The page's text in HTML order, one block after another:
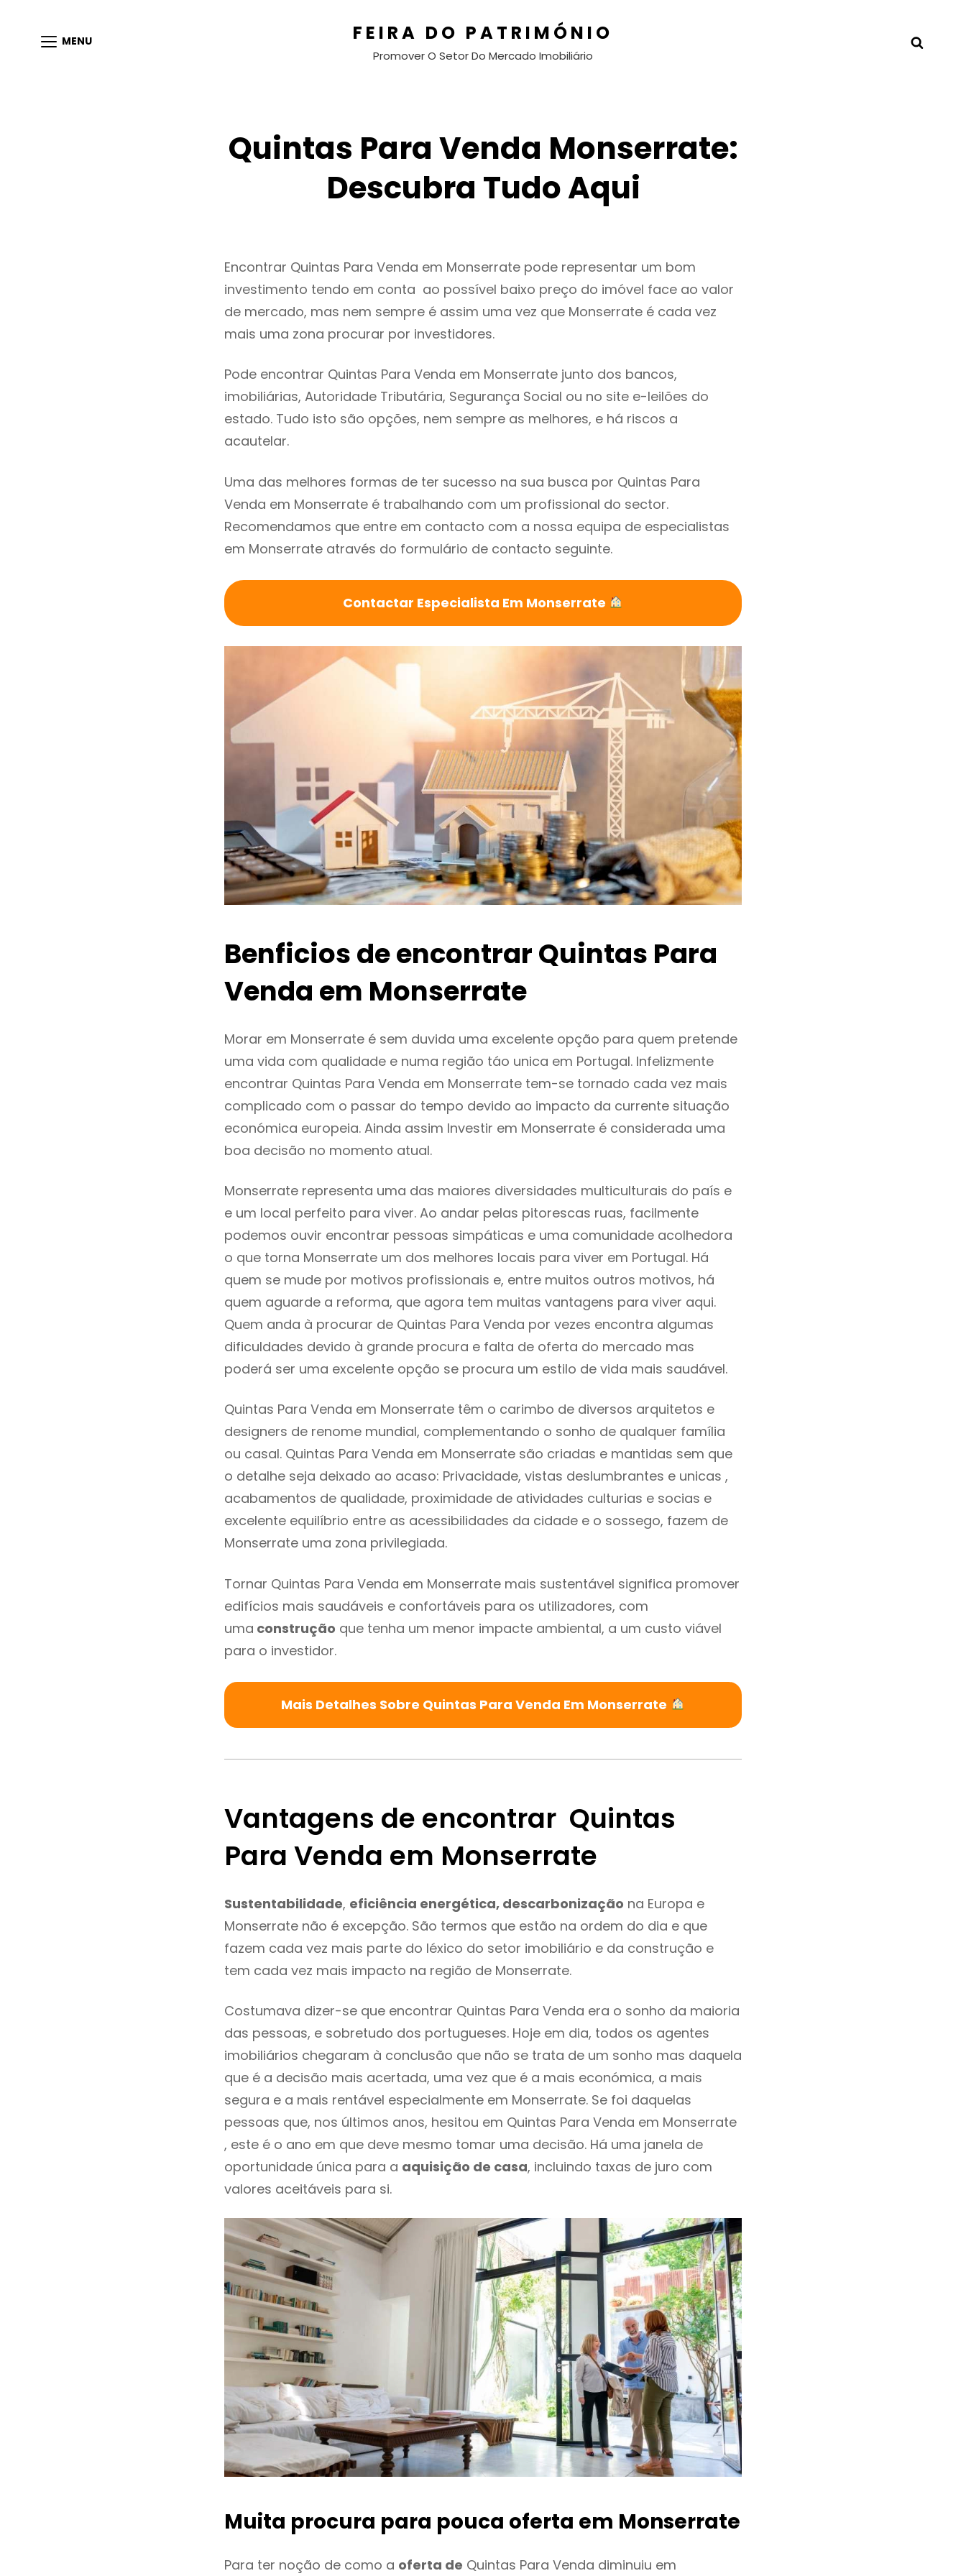
MENU FEIRA DO PATRIMÓNIO
Promover O Setor Do Mercado Imobiliário
Quintas Para Venda Monserrate:
Descubra Tudo Aqui
Encontrar Quintas Para Venda em Monserrate pode representar um bom
investimento tendo em conta ao possível baixo preço do imóvel face ao valor
de mercado, mas nem sempre é assim uma vez que Monserrate é cada vez
mais uma zona procurar por investidores.
Pode encontrar Quintas Para Venda em Monserrate junto dos bancos,
imobiliárias, Autoridade Tributária, Segurança Social ou no site e-leilões do
estado. Tudo isto são opções, nem sempre as melhores, e há riscos a
acautelar.
Uma das melhores formas de ter sucesso na sua busca por Quintas Para
Venda em Monserrate é trabalhando com um profissional do sector.
Recomendamos que entre em contacto com a nossa equipa de especialistas
em Monserrate através do formulário de contacto seguinte.
Contactar Especialista Em Monserrate
Benficios de encontrar Quintas Para
Venda em Monserrate
Morar em Monserrate é sem duvida uma excelente opção para quem pretende
uma vida com qualidade e numa região táo unica em Portugal. Infelizmente
encontrar Quintas Para Venda em Monserrate tem-se tornado cada vez mais
complicado com o passar do tempo devido ao impacto da currente situação
económica europeia. Ainda assim Investir em Monserrate é considerada uma
boa decisão no momento atual.
Monserrate representa uma das maiores diversidades multiculturais do país e
e um local perfeito para viver. Ao andar pelas pitorescas ruas, facilmente
podemos ouvir encontrar pessoas simpáticas e uma comunidade acolhedora
o que torna Monserrate um dos melhores locais para viver em Portugal. Há
quem se mude por motivos profissionais e, entre muitos outros motivos, há
quem aguarde a reforma, que agora tem muitas vantagens para viver aqui.
Quem anda à procurar de Quintas Para Venda por vezes encontra algumas
dificuldades devido à grande procura e falta de oferta do mercado mas
poderá ser uma excelente opção se procura um estilo de vida mais saudável.
Quintas Para Venda em Monserrate têm o carimbo de diversos arquitetos e
designers de renome mundial, complementando o sonho de qualquer família
ou casal. Quintas Para Venda em Monserrate são criadas e mantidas sem que
o detalhe seja deixado ao acaso: Privacidade, vistas deslumbrantes e unicas ,
acabamentos de qualidade, proximidade de atividades culturias e socias e
excelente equilíbrio entre as acessibilidades da cidade e o sossego, fazem de
Monserrate uma zona privilegiada.
Tornar Quintas Para Venda em Monserrate mais sustentável significa promover
edifícios mais saudáveis e confortáveis para os utilizadores, com
uma construção que tenha um menor impacte ambiental, a um custo viável
para o investidor.
Mais Detalhes Sobre Quintas Para Venda Em Monserrate
Vantagens de encontrar Quintas
Para Venda em Monserrate
Sustentabilidade, eficiência energética, descarbonização na Europa e
Monserrate não é excepção. São termos que estão na ordem do dia e que
fazem cada vez mais parte do léxico do setor imobiliário e da construção e
tem cada vez mais impacto na região de Monserrate.
Costumava dizer-se que encontrar Quintas Para Venda era o sonho da maioria
das pessoas, e sobretudo dos portugueses. Hoje em dia, todos os agentes
imobiliários chegaram à conclusão que não se trata de um sonho mas daquela
que é a decisão mais acertada, uma vez que é a mais económica, a mais
segura e a mais rentável especialmente em Monserrate. Se foi daquelas
pessoas que, nos últimos anos, hesitou em Quintas Para Venda em Monserrate
, este é o ano em que deve mesmo tomar uma decisão. Há uma janela de
oportunidade única para a aquisição de casa, incluindo taxas de juro com
valores aceitáveis para si.
Muita procura para pouca oferta em Monserrate
Para ter noção de como a oferta de Quintas Para Venda diminuiu em